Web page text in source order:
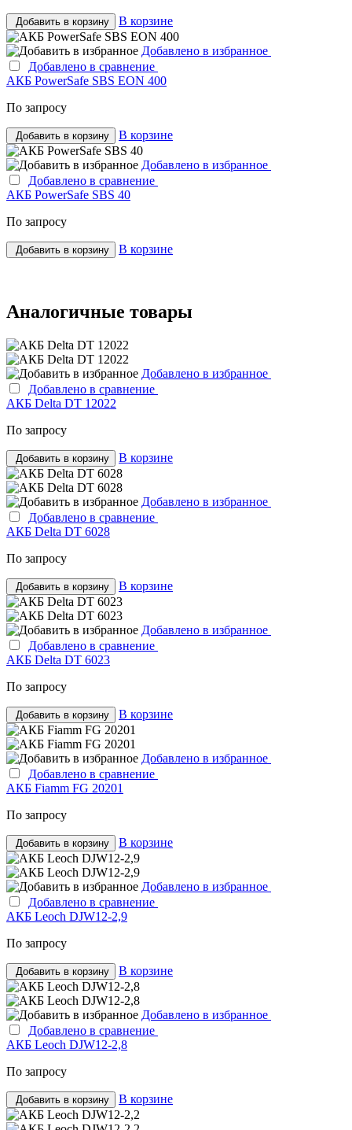
Добавить в корзину В корзине
Добавлено в избранное
Добавлено в сравнение
АКБ PowerSafe SBS EON 400
По запросу
Добавить в корзину В корзине
Добавлено в избранное
Добавлено в сравнение
АКБ PowerSafe SBS 40
По запросу
Добавить в корзину В корзине
Аналогичные товары
Добавлено в избранное
Добавлено в сравнение
АКБ Delta DT 12022
По запросу
Добавить в корзину В корзине
Добавлено в избранное
Добавлено в сравнение
АКБ Delta DT 6028
По запросу
Добавить в корзину В корзине
Добавлено в избранное
Добавлено в сравнение
АКБ Delta DT 6023
По запросу
Добавить в корзину В корзине
Добавлено в избранное
Добавлено в сравнение
АКБ Fiamm FG 20201
По запросу
Добавить в корзину В корзине
Добавлено в избранное
Добавлено в сравнение
АКБ Leoch DJW12-2,9
По запросу
Добавить в корзину В корзине
Добавлено в избранное
Добавлено в сравнение
АКБ Leoch DJW12-2,8
По запросу
Добавить в корзину В корзине